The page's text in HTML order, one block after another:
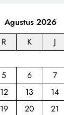
Agustus 2026
R K J
5 6 7
12 13 14
19 20 21